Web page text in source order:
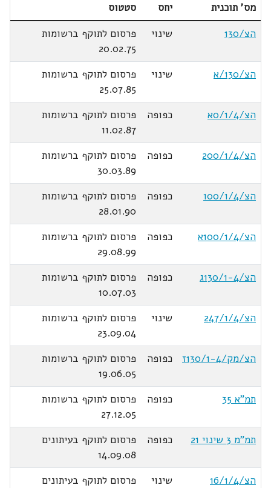
מס' תוכנית
יחס
סטטוס
הצ/130
שינוי
פרסום לתוקף ברשומות
20.02.75
הצ/130/א
שינוי
פרסום לתוקף ברשומות
25.07.85
הצ/0/1/4א
כפופה
פרסום לתוקף ברשומות
11.02.87
הצ/200/1/4
כפופה
פרסום לתוקף ברשומות
30.03.89
הצ/100/1/4
כפופה
פרסום לתוקף ברשומות
28.01.90
הצ/100/1/4א
כפופה
פרסום לתוקף ברשומות
29.08.99
הצ/130/1-4ג
כפופה
פרסום לתוקף ברשומות
10.07.03
הצ/247/1/4
שינוי
פרסום לתוקף ברשומות
23.09.04
הצ/מק/130/1-4ז
כפופה
פרסום לתוקף ברשומות
19.06.05
תמ"א 35
כפופה
פרסום לתוקף ברשומות
27.12.05
תמ"מ 3 שינוי 21
כפופה
פרסום לתוקף בעיתונים
14.09.08
הצ/16/1/4
שינוי
פרסום לתוקף בעיתונים